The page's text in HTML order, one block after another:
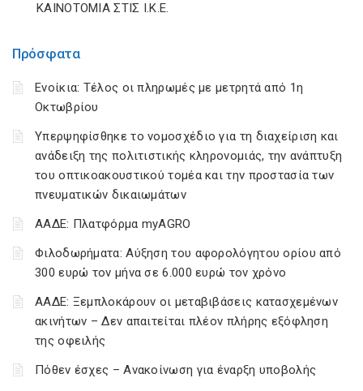
Πρόσφατα
Ενοίκια: Τέλος οι πληρωμές με μετρητά από 1η
Οκτωβρίου
Υπερψηφίσθηκε το νομοσχέδιο για τη διαχείριση και
ανάδειξη της πολιτιστικής κληρονομιάς, την ανάπτυξη
του οπτικοακουστικού τομέα και την προστασία των
πνευματικών δικαιωμάτων
ΑΑΔΕ: Πλατφόρμα myAGRO
Φιλοδωρήματα: Αύξηση του αφορολόγητου ορίου από
300 ευρώ τον μήνα σε 6.000 ευρώ τον χρόνο
ΑΑΔΕ: Ξεμπλοκάρουν οι μεταβιβάσεις κατασχεμένων
ακινήτων – Δεν απαιτείται πλέον πλήρης εξόφληση
της οφειλής
Πόθεν έσχες – Ανακοίνωση για έναρξη υποβολής
ΚΑΙΝΟΤΟΜΙΑ ΣΤΙΣ Ι.Κ.Ε.